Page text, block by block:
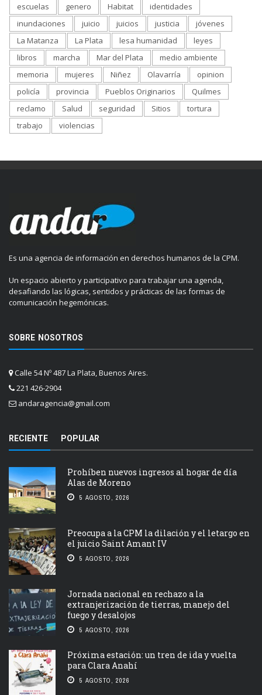
escuelas
genero Habitat
identidades
inundaciones
juicio juicios justicia
jóvenes
La Matanza
La Plata lesa humanidad
leyes
libros
marcha Mar del Plata
medio ambiente
memoria
mujeres Niñez Olavarría
opinion
policía
provincia Pueblos Originarios
Quilmes
reclamo
Salud seguridad Sitios
tortura
trabajo
violencias
Es una agencia de información en derechos humanos de la CPM.
Un espacio abierto y participativo para trabajar una agenda,
desafiando las lógicas, sentidos y prácticas de las formas de
comunicación hegemónicas.
SOBRE NOSOTROS
Calle 54 Nº 487 La Plata, Buenos Aires.
221 426-2904
andaragencia@gmail.com
RECIENTE POPULAR
Prohíben nuevos ingresos al hogar de día
Alas de Moreno
5 AGOSTO, 2026
Preocupa a la CPM la dilación y el letargo en
el juicio Saint Amant IV
5 AGOSTO, 2026
Jornada nacional en rechazo a la
extranjerización de tierras, manejo del
fuego y desalojos
5 AGOSTO, 2026
Próxima estación: un tren de ida y vuelta
para Clara Anahí
5 AGOSTO, 2026